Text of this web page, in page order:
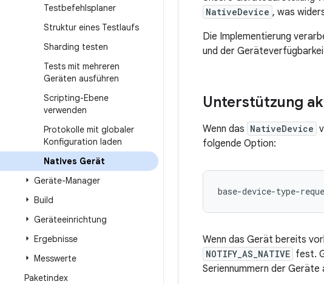
Testbefehlsplaner
Struktur eines Testlaufs
Sharding testen
Tests mit mehreren
Geräten ausführen
Scripting-Ebene
verwenden
Protokolle mit globaler
Konfiguration laden
Natives Gerät
Geräte-Manager
Build
Geräteeinrichtung
Ergebnisse
Messwerte
Paketindex
NativeDevice , was
Die Implementierung
und der
Unterstützung
Wenn das NativeDevice
folgende Option:
base-device-type-
Wenn das Gerät bereits
NOTIFY_AS_NATIVE fest.
Seriennummern der